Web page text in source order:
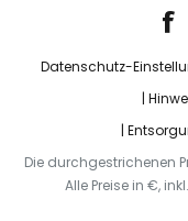
Datenschutz-
Die durchgestrichenen
Alle Preise in €,